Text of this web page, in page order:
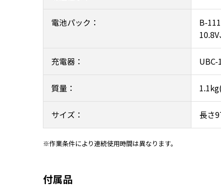
電池パック：
B-
充電器：
質量：
サイズ： 長さ
※作業条件により連続使用時間は異なります。
付属品